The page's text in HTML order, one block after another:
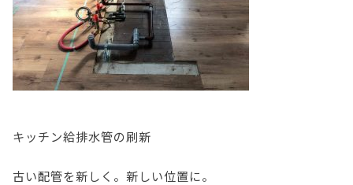
キッチン給排水管の刷新
古い配管を新しく。新しい位置に。